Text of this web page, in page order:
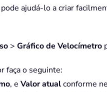
ajudá-lo a criar
> Gráfico de Velocímetro
faça o seguinte:
, e Valor atualconforme